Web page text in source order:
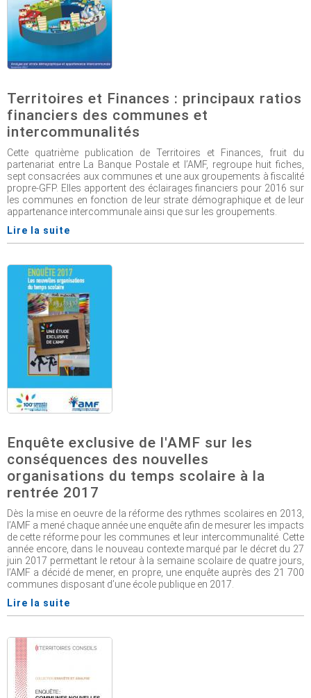
Territoires et Finances : principaux ratios
financiers des communes et
intercommunalités
Cette quatrième publication de Territoires et Finances, fruit du
partenariat entre La Banque Postale et l’AMF, regroupe huit fiches,
sept consacrées aux communes et une aux groupements à fiscalité
propre-GFP. Elles apportent des éclairages financiers pour 2016 sur
les communes en fonction de leur strate démographique et de leur
appartenance intercommunale ainsi que sur les groupements.
Lire la suite
Enquête exclusive de l'AMF sur les
conséquences des nouvelles
organisations du temps scolaire à la
rentrée 2017
Dès la mise en oeuvre de la réforme des rythmes scolaires en 2013,
l’AMF a mené chaque année une enquête afin de mesurer les impacts
de cette réforme pour les communes et leur intercommunalité. Cette
année encore, dans le nouveau contexte marqué par le décret du 27
juin 2017 permettant le retour à la semaine scolaire de quatre jours,
l’AMF a décidé de mener, en propre, une enquête auprès des 21 700
communes disposant d’une école publique en 2017.
Lire la suite